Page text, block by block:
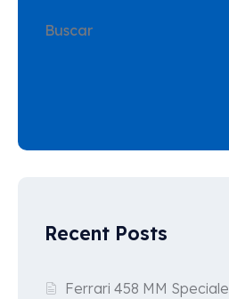
Buscar
Recent Posts
Ferrari 458 MM Speciale